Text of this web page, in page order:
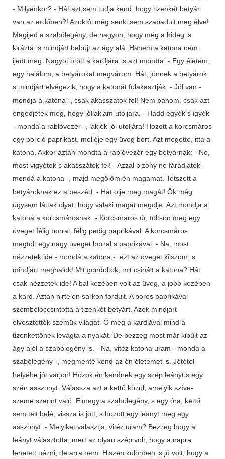
- Milyenkor? - Hát azt sem tudja kend, hogy tizenkét betyár
van az erdőben?! Azoktól még senki sem szabadult meg élve!
Megijed a szabólegény, de nagyon, hogy még a hideg is
kirázta, s mindjárt bebújt az ágy alá. Hanem a katona nem
ijedt meg. Nagyot ütött a kardjára, s azt mondta: - Egy életem,
egy halálom, a betyárokat megvárom. Hát, jönnek a betyárok,
s mindjárt elvégezik, hogy a katonát fölakasztják. - Jól van -
mondja a katona -, csak akasszatok fel! Nem bánom, csak azt
engedjétek meg, hogy jóllakjam utoljára. - Hadd egyék s igyék
- mondá a rablóvezér -, lakjék jól utoljára! Hozott a korcsmáros
egy porció paprikást, melléje egy üveg bort. Azt megette, itta a
katona. Akkor aztán mondta a rablóvezér egy betyárnak: - No,
most vigyétek s akasszátok fel! - Azzal bizony ne fáradjatok -
mondá a katona -, majd megölöm én magamat. Tetszett a
betyároknak ez a beszéd. - Hát ölje meg magát! Ők még
úgysem láttak olyat, hogy valaki magát megölje. Azt mondja a
katona a korcsmárosnak: - Korcsmáros úr, töltsön meg egy
üveget félig borral, félig pedig paprikával. A korcsmáros
megtölt egy nagy üveget borral s paprikával. - Na, most
nézzetek ide - mondá a katona -, ezt az üveget kiiszom, s
mindjárt meghalok! Mit gondoltok, mit csinált a katona? Hát
csak nézzetek ide! A bal kezében volt az üveg, a jobb kezében
a kard. Aztán hirtelen sarkon fordult. A boros paprikával
szembeloccsintotta a tizenkét betyárt. Azok mindjárt
elvesztették szemük világát. Ő meg a kardjával mind a
tizenkettőnek levágta a nyakát. De bezzeg most már kibújt az
ágy alól a szabólegény is. - Na, vitéz katona uram - mondá a
szabólegény -, megmenté kend az én életemet is. Jótétel
helyébe jót várjon! Hozok én kendnek egy szép leányt s egy
szén asszonyt. Válassza azt a kettő közül, amelyik szíve-
szeme szerint való. Elmegy a szabólegény, s egy óra, kettő
sem telt belé, vissza is jött, s hozott egy leányt meg egy
asszonyt. - Melyiket választja, vitéz uram? Bezzeg hogy a
leányt választotta, mert az olyan szép volt, hogy a napra
lehetett nézni, de arra nem. Hiszen különben is jó volt, hogy a